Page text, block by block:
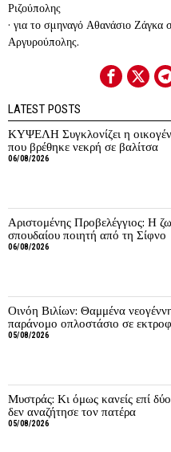
Ριζούπολης
· για το σμηναγό Αθανάσιο Ζάγκα
Αργυρούπολης.
LATEST POSTS
ΚΥΨΕΛΗ Συγκλονίζει η
που βρέθηκε νεκρή σε βαλίτσα
06/08/2026
Αριστομένης Προβελέγγιος: Η
σπουδαίου ποιητή από τη Σίφνο
06/08/2026
Οινόη Βιλίων: Θαμμένα
παράνομο οπλοστάσιο σε
05/08/2026
Μυστράς: Κι όμως κανείς επί
δεν αναζήτησε τον πατέρα
05/08/2026